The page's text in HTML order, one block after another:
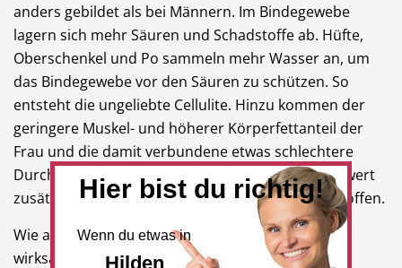
anders gebildet als bei Männern. Im Bindegewebe
lagern sich mehr Säuren und Schadstoffe ab. Hüfte,
Oberschenkel und Po sammeln mehr Wasser an, um
das Bindegewebe vor den Säuren zu schützen. So
entsteht die ungeliebte Cellulite. Hinzu kommen der
geringere Muskel- und höherer Körperfettanteil der
Frau und die damit verbundene etwas schlechtere
Durchblutung des Körpers bei Frauen. Das erschwert
zusätzlich das Abnehmen bei Fetten und Schadstoffen.
Wie also kann "Frau" an diesen „Problemzonen“
wirksamer abnehmen?
Hier bist du richtig!
Wenn du etwas in
Hilden